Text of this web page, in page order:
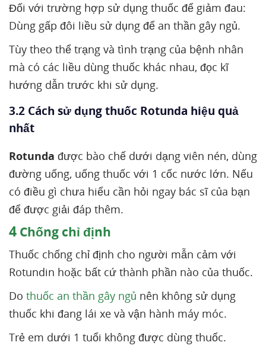
Đối với trường hợp sử dụng thuốc để giảm đau:
Dùng gấp đôi liều sử dụng để an thần gây ngủ.
Tùy theo thể trạng và tình trạng của bệnh nhân
mà có các liều dùng thuốc khác nhau, đọc kĩ
hướng dẫn trước khi sử dụng.
3.2 Cách sử dụng thuốc Rotunda hiệu quả
nhất
Rotunda được bào chế dưới dạng viên nén, dùng
đường uống, uống thuốc với 1 cốc nước lớn. Nếu
có điều gì chưa hiểu cần hỏi ngay bác sĩ của bạn
để được giải đáp thêm.
4 Chống chỉ định
Thuốc chống chỉ định cho người mẫn cảm với
Rotundin hoặc bất cứ thành phần nào của thuốc.
Do thuốc an thần gây ngủ nên không sử dụng
thuốc khi đang lái xe và vận hành máy móc.
Trẻ em dưới 1 tuổi không được dùng thuốc.